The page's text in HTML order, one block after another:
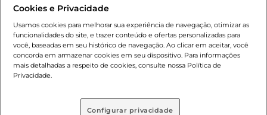
promocionais poderá ter sua quantidade limitada por
cliente. Os preços, ofertas e condições são exclusivos para
o e-commerce e válidos durante o dia de hoje, podendo
sofrer alterações sem prévia notificação. Proibida a venda
de bebidas alcoólicas para menores de 18 anos, conforme
Lei n.º 8069/90, art. 81, inciso II (Estatuto da Criança e do
prévio. O valor mínimo para as compras on-line é de R$
Cookies e Privacidade
Usamos cookies para melhorar sua experiência de navegação, otimizar as
funcionalidades do site, e trazer conteúdo e ofertas personalizadas para
você, baseadas em seu histórico de navegação. Ao clicar em aceitar, você
concorda em armazenar cookies em seu dispositivo. Para informações
mais detalhadas a respeito de cookies, consulte nossa Política de
Privacidade.
Configurar privacidade